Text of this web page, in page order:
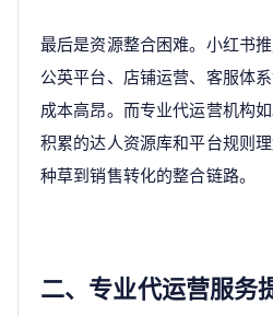
最后是资源整合困难。小红书
公英平台、店铺运营、客服体
成本高昂。而专业代运营机构如
积累的达人资源库和平台规则
种草到销售转化的整合链路。
二、专业代运营服务